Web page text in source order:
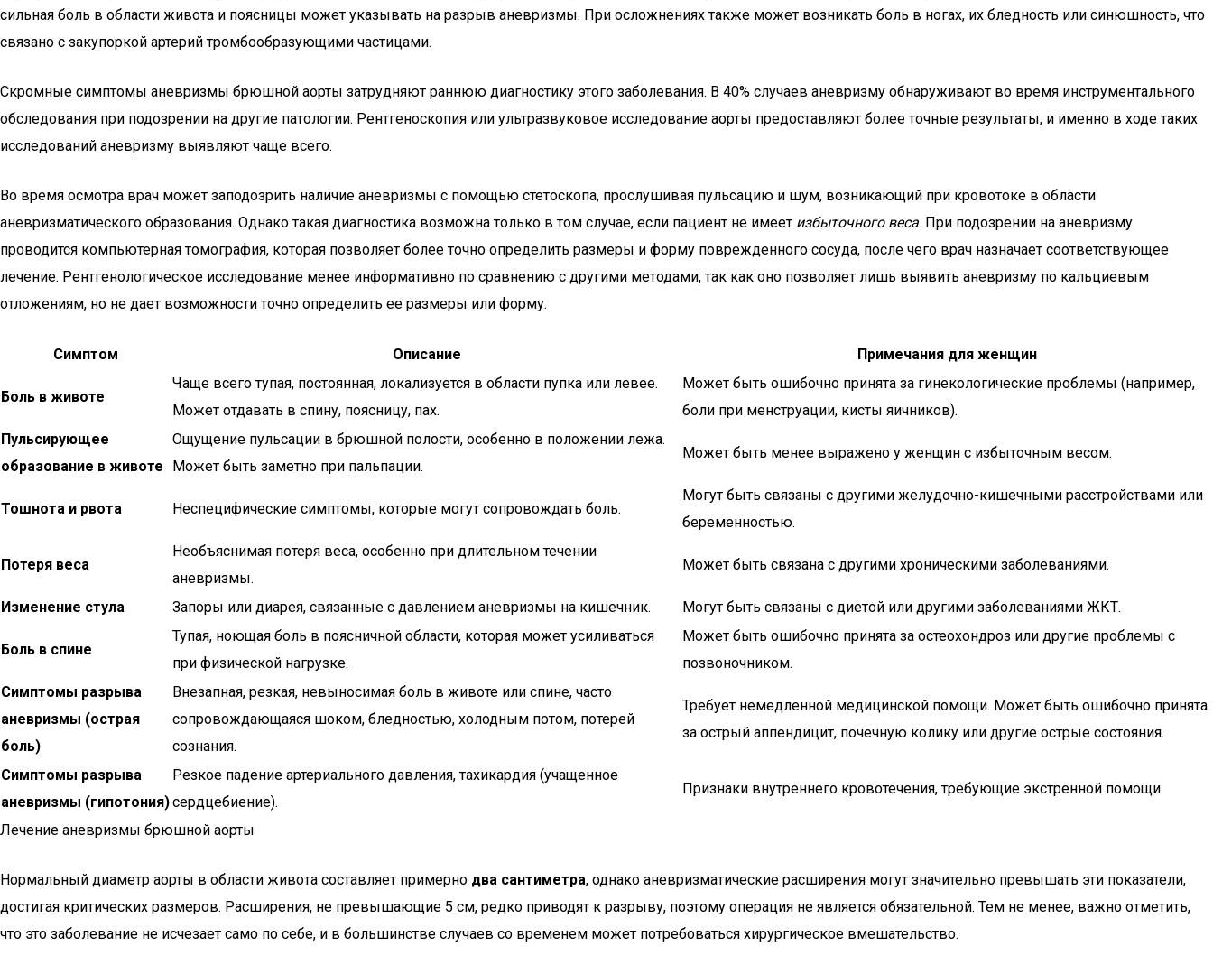
сильная боль в области живота и поясницы может указывать на разрыв аневризмы. При осложнениях также может возникать боль в ногах, их бледность или синюшность, что
связано с закупоркой артерий тромбообразующими частицами.
Скромные симптомы аневризмы брюшной аорты затрудняют раннюю диагностику этого заболевания. В 40% случаев аневризму обнаруживают во время инструментального
обследования при подозрении на другие патологии. Рентгеноскопия или ультразвуковое исследование аорты предоставляют более точные результаты, и именно в ходе таких
исследований аневризму выявляют чаще всего.
Во время осмотра врач может заподозрить наличие аневризмы с помощью стетоскопа, прослушивая пульсацию и шум, возникающий при кровотоке в области
аневризматического образования. Однако такая диагностика возможна только в том случае, если пациент не имеет избыточного веса. При подозрении на аневризму
проводится компьютерная томография, которая позволяет более точно определить размеры и форму поврежденного сосуда, после чего врач назначает соответствующее
лечение. Рентгенологическое исследование менее информативно по сравнению с другими методами, так как оно позволяет лишь выявить аневризму по кальциевым
отложениям, но не дает возможности точно определить ее размеры или форму.
Симптом Описание Примечания для женщин
Боль в животе
Чаще всего тупая, постоянная, локализуется в области пупка или левее.
Может отдавать в спину, поясницу, пах.
Может быть ошибочно принята за гинекологические проблемы (например,
боли при менструации, кисты яичников).
Пульсирующее
образование в животе
Ощущение пульсации в брюшной полости, особенно в положении лежа.
Может быть заметно при пальпации.
Может быть менее выражено у женщин с избыточным весом.
Тошнота и рвота Неспецифические симптомы, которые могут сопровождать боль.
Могут быть связаны с другими желудочно-кишечными расстройствами или
беременностью.
Потеря веса
Необъяснимая потеря веса, особенно при длительном течении
аневризмы.
Может быть связана с другими хроническими заболеваниями.
Изменение стула Запоры или диарея, связанные с давлением аневризмы на кишечник. Могут быть связаны с диетой или другими заболеваниями ЖКТ.
Боль в спине
Тупая, ноющая боль в поясничной области, которая может усиливаться
при физической нагрузке.
Может быть ошибочно принята за остеохондроз или другие проблемы с
позвоночником.
Симптомы разрыва
аневризмы (острая
боль)
Внезапная, резкая, невыносимая боль в животе или спине, часто
сопровождающаяся шоком, бледностью, холодным потом, потерей
сознания.
Требует немедленной медицинской помощи. Может быть ошибочно принята
за острый аппендицит, почечную колику или другие острые состояния.
Симптомы разрыва
аневризмы (гипотония)
Резкое падение артериального давления, тахикардия (учащенное
сердцебиение).
Признаки внутреннего кровотечения, требующие экстренной помощи.
Лечение аневризмы брюшной аорты
Нормальный диаметр аорты в области живота составляет примерно два сантиметра, однако аневризматические расширения могут значительно превышать эти показатели,
достигая критических размеров. Расширения, не превышающие 5 см, редко приводят к разрыву, поэтому операция не является обязательной. Тем не менее, важно отметить,
что это заболевание не исчезает само по себе, и в большинстве случаев со временем может потребоваться хирургическое вмешательство.